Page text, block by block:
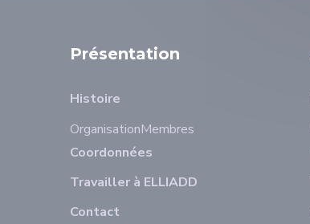
Présentation
Histoire
OrganisationMembres
Coordonnées
Travailler à ELLIADD
Contact